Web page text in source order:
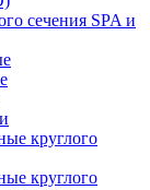
сечения SPA и
круглого
круглого